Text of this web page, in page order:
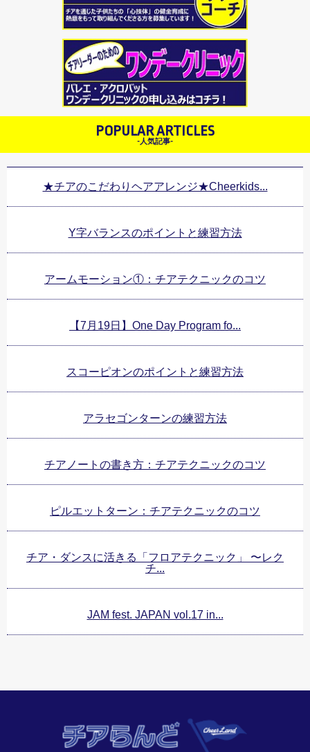
POPULAR ARTICLES
-人気記事-
★チアのこだわりヘアアレンジ★Cheerkids...
Y字バランスのポイントと練習方法
アームモーション①：チアテクニックのコツ
【7月19日】One Day Program fo...
スコーピオンのポイントと練習方法
アラセゴンターンの練習方法
チアノートの書き方：チアテクニックのコツ
ピルエットターン：チアテクニックのコツ
チア・ダンスに活きる「フロアテクニック」 〜レク
チ...
JAM fest. JAPAN vol.17 in...